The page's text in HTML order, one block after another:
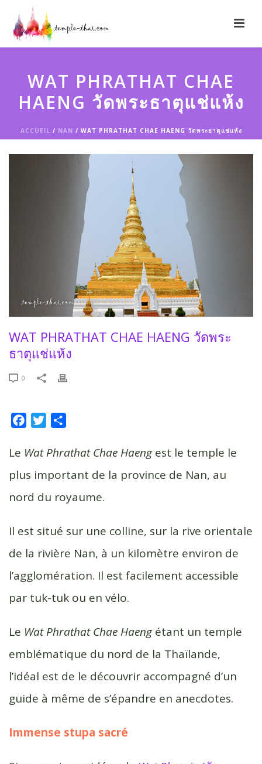
WAT PHRATHAT CHAE
HAENG วัดพระธาตุแช่แห้ง
ACCUEIL / NAN / WAT PHRATHAT CHAE HAENG วัดพระธาตุแช่แห้ง
WAT PHRATHAT CHAE HAENG วัดพระ
ธาตุแช่แห้ง
0
c
b
o
k
i
t
e
r
a
g
r
Le Wat Phrathat Chae Haengest le temple le
plus important de la province de Nan, au
nord du royaume.
Il est situé sur une colline, sur la rive orientale
de la rivière Nan, à un kilomètre environ de
l’agglomération. Il est facilement accessible
par tuk-tuk ou en vélo.
Le Wat Phrathat Chae Haengétant un temple
emblématique du nord de la Thaïlande,
l’idéal est de le découvrir accompagné d’un
guide à même de s’épandre en anecdotes.
Immense stupa sacré